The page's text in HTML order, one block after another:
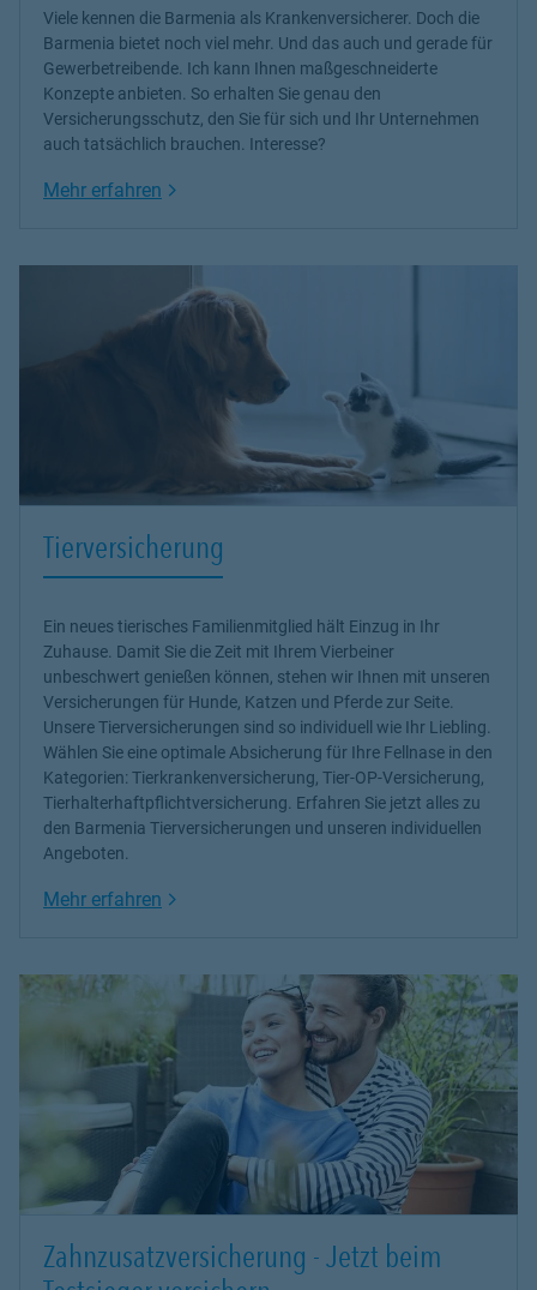
Viele kennen die Barmenia als Krankenversicherer. Doch die
Barmenia bietet noch viel mehr. Und das auch und gerade für
Gewerbetreibende. Ich kann Ihnen maßgeschneiderte
Konzepte anbieten. So erhalten Sie genau den
Versicherungsschutz, den Sie für sich und Ihr Unternehmen
auch tatsächlich brauchen. Interesse?
Mehr erfahren Link Opens in New Tab
Tierversicherung
Ein neues tierisches Familienmitglied hält Einzug in Ihr
Zuhause. Damit Sie die Zeit mit Ihrem Vierbeiner
unbeschwert genießen können, stehen wir Ihnen mit unseren
Versicherungen für Hunde, Katzen und Pferde zur Seite.
Unsere Tierversicherungen sind so individuell wie Ihr Liebling.
Wählen Sie eine optimale Absicherung für Ihre Fellnase in den
Kategorien: Tierkrankenversicherung, Tier-OP-Versicherung,
Tierhalterhaftpflichtversicherung. Erfahren Sie jetzt alles zu
den Barmenia Tierversicherungen und unseren individuellen
Angeboten.
Mehr erfahren Link Opens in New Tab
Zahnzusatzversicherung - Jetzt beim